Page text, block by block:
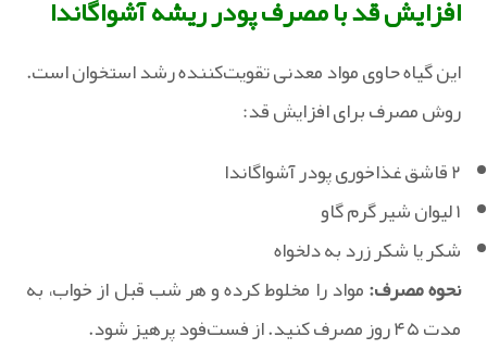
افزایش قد با مصرف پودر ریشه آشواگاندا
این گیاه حاوی مواد معدنی تقویت‌کننده رشد استخوان است.
روش مصرف برای افزایش قد:
۲ قاشق غذاخوری پودر آشواگاندا
۱ لیوان شیر گرم گاو
شکر یا شکر زرد به دلخواه
نحوه مصرف:مواد را مخلوط کرده و هر شب قبل از خواب، به
مدت ۴۵ روز مصرف کنید. از فست‌فود پرهیز شود.